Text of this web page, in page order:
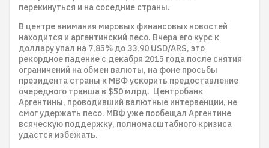
перекинуться и на соседние страны.
В центре внимания мировых финансовых новостей
находится и аргентинский песо. Вчера его курс к
доллару упал на 7,85% до 33,90 USD/ARS, это
рекордное падение с декабря 2015 года после снятия
ограничений на обмен валюты, на фоне просьбы
президента страны к МВФ ускорить предоставление
очередного транша в $50 млрд. Центробанк
Аргентины, проводивший валютные интервенции, не
смог удержать песо. МВФ уже пообещал Аргентине
всяческую поддержку, полномасштабного кризиса
удастся избежать.